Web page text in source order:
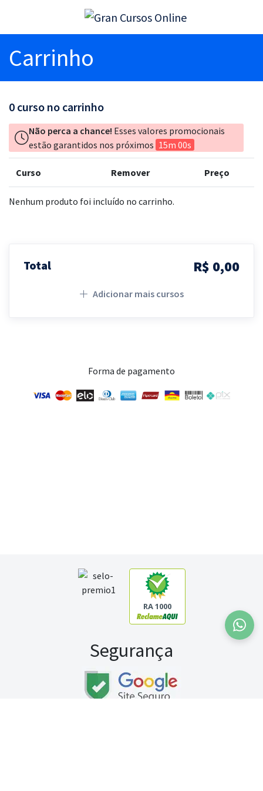
Carrinho
0 curso no carrinho
Não perca a chance! Esses valores promocionais
estão garantidos nos próximos 15m 00s
Curso Remover Preço
Nenhum produto foi incluído no carrinho.
Total R$ 0,00
Adicionar mais cursos
Forma de pagamento
RA 1000
Segurança